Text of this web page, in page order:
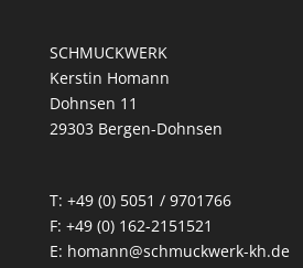
SCHMUCKWERK
Kerstin Homann
Dohnsen 11
29303 Bergen-Dohnsen
T: +49 (0) 5051 / 9701766
F: +49 (0) 162-2151521
E: homann@schmuckwerk-kh.de